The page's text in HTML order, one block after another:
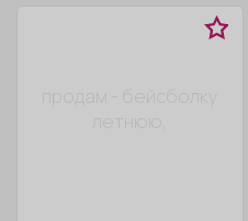
продам - бейсболку
летнюю,